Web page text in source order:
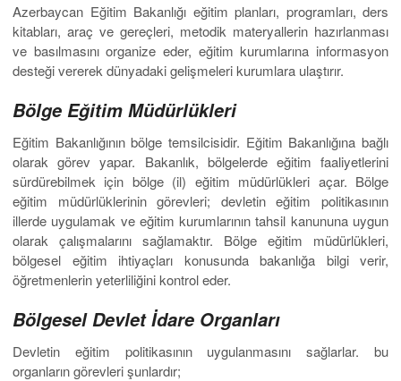
Azerbaycan Eğitim Bakanlığı eğitim planları, programları, ders
kitabları, araç ve gereçleri, metodik materyallerin hazırlanması
ve basılmasını organize eder, eğitim kurumlarına informasyon
desteği vererek dünyadaki gelişmeleri kurumlara ulaştırır.
Bölge Eğitim Müdürlükleri
Eğitim Bakanlığının bölge temsilcisidir. Eğitim Bakanlığına bağlı
olarak görev yapar. Bakanlık, bölgelerde eğitim faaliyetlerini
sürdürebilmek için bölge (il) eğitim müdürlükleri açar. Bölge
eğitim müdürlüklerinin görevleri; devletin eğitim politikasının
illerde uygulamak ve eğitim kurumlarının tahsil kanununa uygun
olarak çalışmalarını sağlamaktır. Bölge eğitim müdürlükleri,
bölgesel eğitim ihtiyaçları konusunda bakanlığa bilgi verir,
öğretmenlerin yeterliliğini kontrol eder.
Bölgesel Devlet İdare Organları
Devletin eğitim politikasının uygulanmasını sağlarlar. bu
organların görevleri şunlardır;